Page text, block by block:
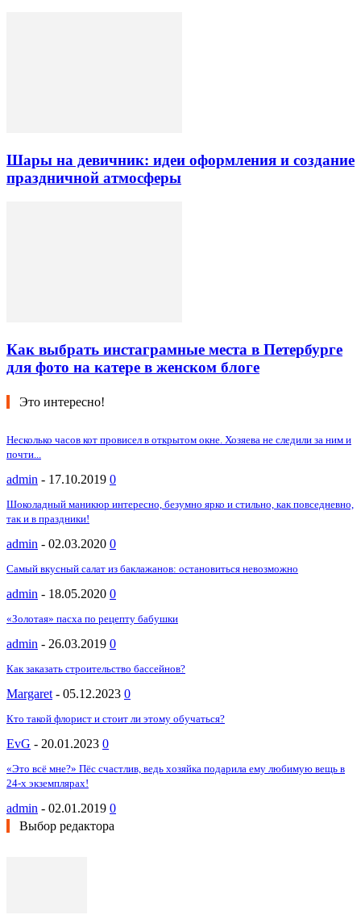
Шары на девичник: идеи оформления и создание
праздничной атмосферы
Как выбрать инстаграмные места в Петербурге
для фото на катере в женском блоге
Это интересно!
Несколько часов кот провисел в открытом окне. Хозяева не следили за ним и
почти...
admin - 17.10.2019 0
Шоколадный маникюр интересно, безумно ярко и стильно, как повседневно,
так и в праздники!
admin - 02.03.2020 0
Самый вкусный салат из баклажанов: остановиться невозможно
admin - 18.05.2020 0
«Золотая» пасха по рецепту бабушки
admin - 26.03.2019 0
Как заказать строительство бассейнов?
Margaret - 05.12.2023 0
Кто такой флорист и стоит ли этому обучаться?
EvG - 20.01.2023 0
«Это всё мне?» Пёс счастлив, ведь хозяйка подарила ему любимую вещь в
24-х экземплярах!
admin - 02.01.2019 0
Выбор редактора